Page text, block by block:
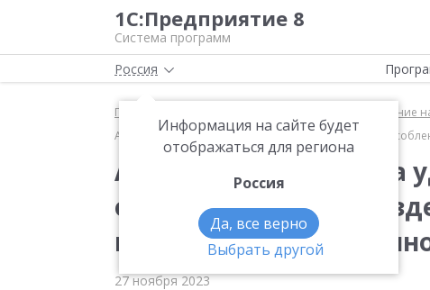
1С:Предприятие 8
Система программ
Россия
Информация на сайте будет
отображаться для региона
Россия
Да, все верно
Выбрать другой
Главная 1С:Управление
Автоматизация учета удостоверений качества в
Автоматизация учета
обособленном
пищевой
27 ноября 2023